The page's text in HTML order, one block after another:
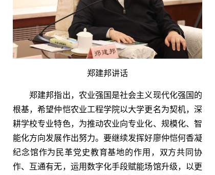
郑建邦讲话
郑建邦指出，农业强国是社会主义现代化强国的
根基，希望仲恺农业工程学院以大学更名为契机，深
耕学校专业特色，为推动农业向专业化、规模化、智
能化方向发展作出努力。要继续发挥好廖仲恺何香凝
纪念馆作为民革党史教育基地的作用，双方共同协
作、互通有无，运用数字化手段赋能场馆升级，以更